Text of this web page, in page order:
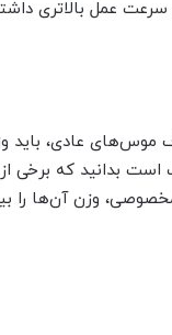
سرعت عمل بالاتری
عادی، باید
بدانید که برخی
وزن آن‌ها را